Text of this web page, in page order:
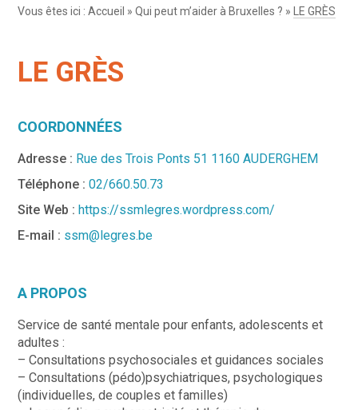
Vous êtes ici :Accueil »Qui peut m’aider à Bruxelles ? » LE GRÈS
LE GRÈS
COORDONNÉES
Adresse : Rue des Trois Ponts 51 1160 AUDERGHEM
Téléphone :02/660.50.73
Site Web : https://ssmlegres.wordpress.com/
E-mail : ssm@legres.be
A PROPOS
Service de santé mentale pour enfants, adolescents et
adultes :
– Consultations psychosociales et guidances sociales
– Consultations (pédo)psychiatriques, psychologiques
(individuelles, de couples et familles)